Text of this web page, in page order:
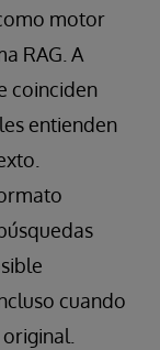
motor
RAG. A
coinciden
entienden
cuando